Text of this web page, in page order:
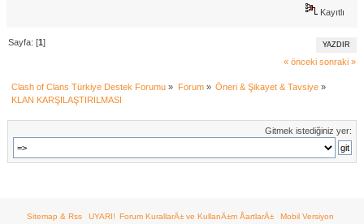
Kayıtlı
YAZDIR
Sayfa: [1]
« önceki sonraki »
Clash of Clans Türkiye Destek Forumu » Forum» Öneri & Şikayet & Tavsiye»
KLAN KARŞILAŞTIRILMASI
Gitmek istediğiniz yer:
Sitemap & Rss UYARI! Forum KurallarÄ± ve KullanÄ±m ÅartlarÄ± Mobil Versiyon